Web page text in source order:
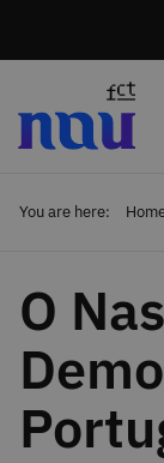
You are here:
O